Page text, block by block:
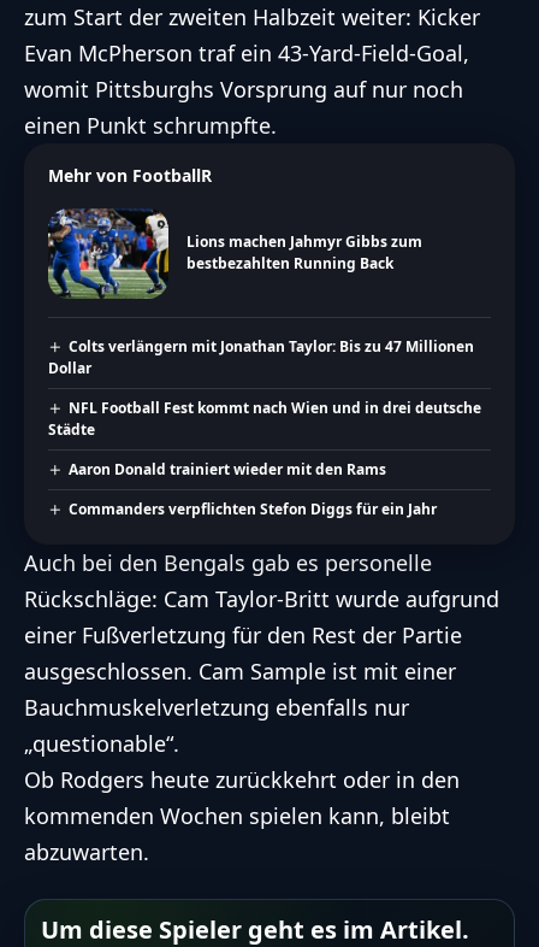
zum Start der zweiten Halbzeit weiter: Kicker
Evan McPherson traf ein 43-Yard-Field-Goal,
womit Pittsburghs Vorsprung auf nur noch
einen Punkt schrumpfte.
Mehr von FootballR
Lions machen Jahmyr Gibbs zum
bestbezahlten Running Back
Colts verlängern mit Jonathan Taylor: Bis zu 47 Millionen
Dollar
NFL Football Fest kommt nach Wien und in drei deutsche
Städte
Aaron Donald trainiert wieder mit den Rams
Commanders verpflichten Stefon Diggs für ein Jahr
Auch bei den Bengals gab es personelle
Rückschläge: Cam Taylor-Britt wurde aufgrund
einer Fußverletzung für den Rest der Partie
ausgeschlossen. Cam Sample ist mit einer
Bauchmuskelverletzung ebenfalls nur
„questionable“.
Ob Rodgers heute zurückkehrt oder in den
kommenden Wochen spielen kann, bleibt
abzuwarten.
Um diese Spieler geht es im Artikel.